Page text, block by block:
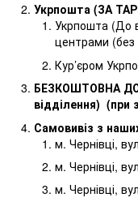
Укрпошта (ЗА
Укрпошта (До
центрами (без
Кур’єром
БЕЗКОШТОВНА
відділення) (при
Самовивіз з
м. Чернівці,
м. Чернівці,
м. Чернівці,